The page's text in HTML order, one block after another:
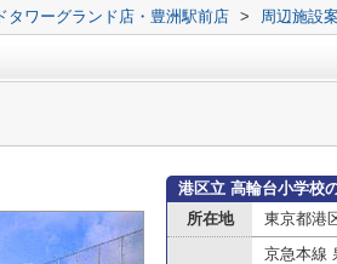
タワーグランド店・豊洲駅前店 > 周辺施設
港区立 高輪台小学校
所在地
東京都港
京急本線